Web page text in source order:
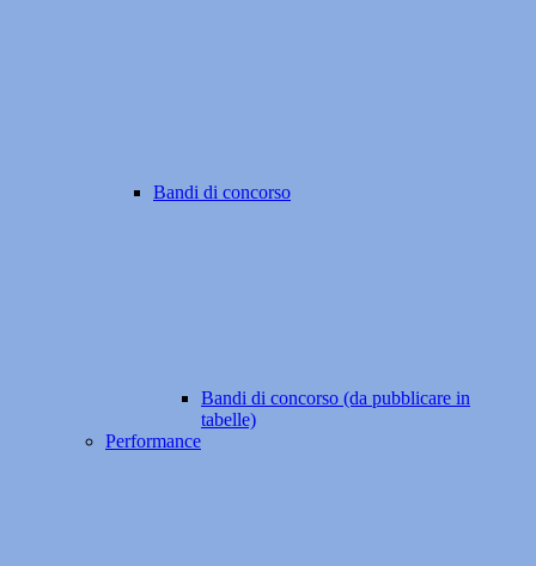
Bandi di concorso
Bandi di concorso (da pubblicare in
tabelle)
Performance